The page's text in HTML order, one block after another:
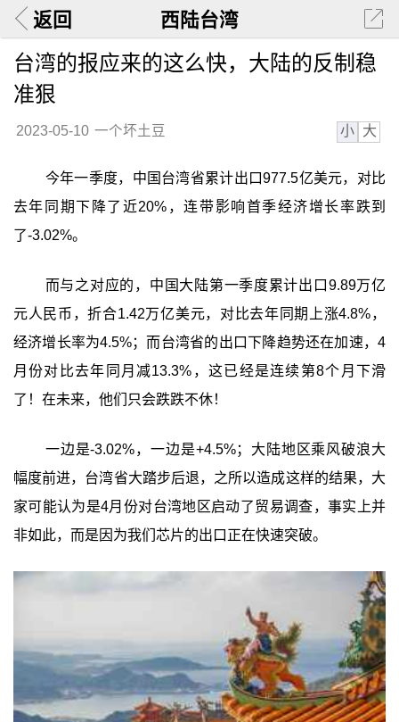
返回 西陆台湾
台湾的报应来的这么快，大陆的反制稳
准狠
2023-05-10 一个坏土豆 小 大
今年一季度，中国台湾省累计出口977.5亿美元，对比
去年同期下降了近20%，连带影响首季经济增长率跌到
了-3.02%。
而与之对应的，中国大陆第一季度累计出口9.89万亿
元人民币，折合1.42万亿美元，对比去年同期上涨4.8%，
经济增长率为4.5%；而台湾省的出口下降趋势还在加速，4
月份对比去年同月减13.3%，这已经是连续第8个月下滑
了！在未来，他们只会跌跌不休！
一边是-3.02%，一边是+4.5%；大陆地区乘风破浪大
幅度前进，台湾省大踏步后退，之所以造成这样的结果，大
家可能认为是4月份对台湾地区启动了贸易调查，事实上并
非如此，而是因为我们芯片的出口正在快速突破。